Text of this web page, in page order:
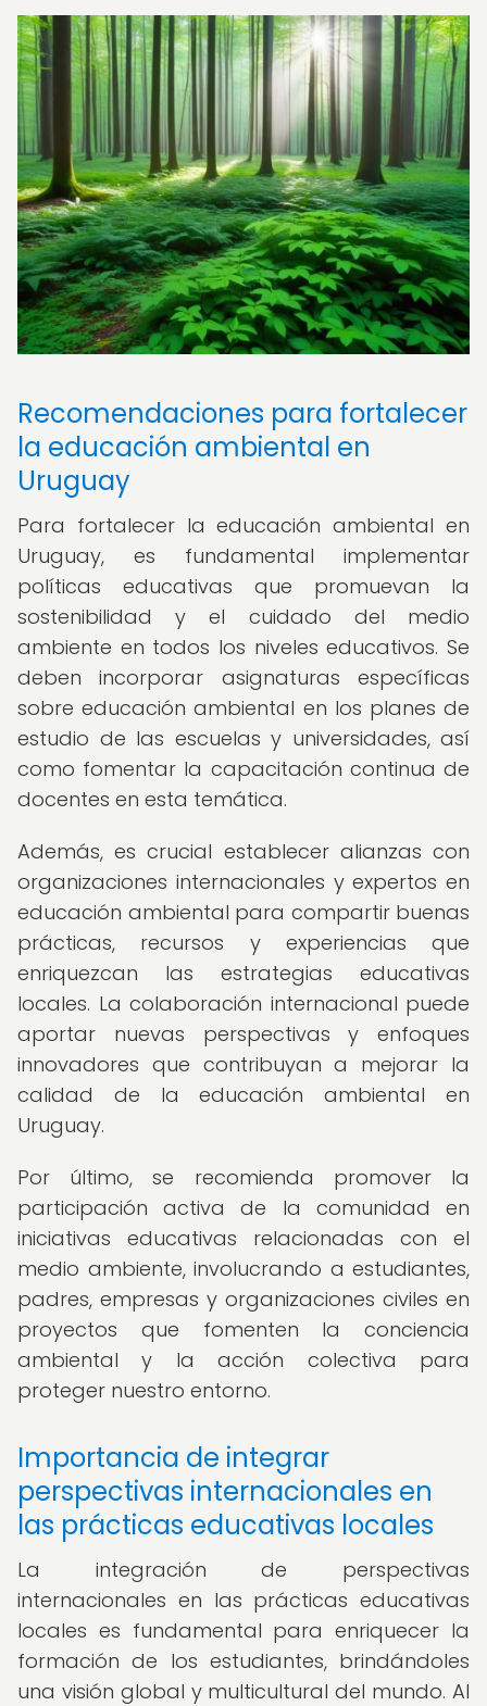
Recomendaciones para fortalecer
la educación ambiental en
Uruguay
Para fortalecer la educación ambiental en
Uruguay, es fundamental implementar
políticas educativas que promuevan la
sostenibilidad y el cuidado del medio
ambiente en todos los niveles educativos. Se
deben incorporar asignaturas específicas
sobre educación ambiental en los planes de
estudio de las escuelas y universidades, así
como fomentar la capacitación continua de
docentes en esta temática.
Además, es crucial establecer alianzas con
organizaciones internacionales y expertos en
educación ambiental para compartir buenas
prácticas, recursos y experiencias que
enriquezcan las estrategias educativas
locales. La colaboración internacional puede
aportar nuevas perspectivas y enfoques
innovadores que contribuyan a mejorar la
calidad de la educación ambiental en
Uruguay.
Por último, se recomienda promover la
participación activa de la comunidad en
iniciativas educativas relacionadas con el
medio ambiente, involucrando a estudiantes,
padres, empresas y organizaciones civiles en
proyectos que fomenten la conciencia
ambiental y la acción colectiva para
proteger nuestro entorno.
Importancia de integrar
perspectivas internacionales en
las prácticas educativas locales
La integración de perspectivas
internacionales en las prácticas educativas
locales es fundamental para enriquecer la
formación de los estudiantes, brindándoles
una visión global y multicultural del mundo. Al